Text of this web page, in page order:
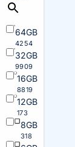
64GB
4254
32GB
9909
16GB
8819
12GB
173
8GB
318